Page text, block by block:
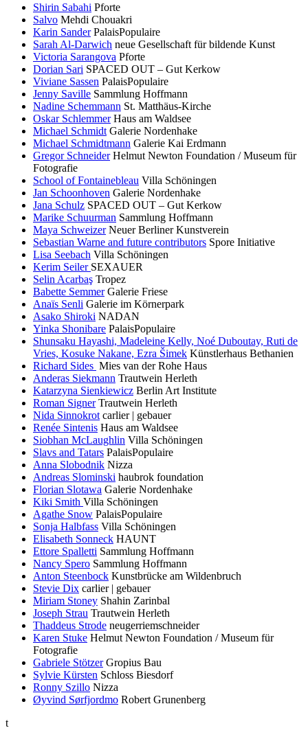
Shirin Sabahi Pforte
Salvo Mehdi Chouakri
Karin Sander PalaisPopulaire
Sarah Al-Darwich neue Gesellschaft für bildende Kunst
Victoria Sarangova Pforte
Dorian Sari SPACED OUT – Gut Kerkow
Viviane Sassen PalaisPopulaire
Jenny Saville Sammlung Hoffmann
Nadine Schemmann St. Matthäus-Kirche
Oskar Schlemmer Haus am Waldsee
Michael Schmidt Galerie Nordenhake
Michael Schmidtmann Galerie Kai Erdmann
Gregor Schneider Helmut Newton Foundation / Museum für
Fotografie
School of Fontainebleau Villa Schöningen
Jan Schoonhoven Galerie Nordenhake
Jana Schulz SPACED OUT – Gut Kerkow
Marike Schuurman Sammlung Hoffmann
Maya Schweizer Neuer Berliner Kunstverein
Sebastian Warne and future contributors Spore Initiative
Lisa Seebach Villa Schöningen
Kerim Seiler SEXAUER
Selin Acarbaş Tropez
Babette Semmer Galerie Friese
Anaïs Senli Galerie im Körnerpark
Asako Shiroki NADAN
Yinka Shonibare PalaisPopulaire
Shunsaku Hayashi, Madeleine Kelly, Noé Duboutay, Ruti de
Vries, Kosuke Nakane, Ezra Šimek Künstlerhaus Bethanien
Richard Sides Mies van der Rohe Haus
Anderas Siekmann Trautwein Herleth
Katarzyna Sienkiewicz Berlin Art Institute
Roman Signer Trautwein Herleth
Nida Sinnokrot carlier | gebauer
Renée Sintenis Haus am Waldsee
Siobhan McLaughlin Villa Schöningen
Slavs and Tatars PalaisPopulaire
Anna Slobodnik Nizza
Andreas Slominski haubrok foundation
Florian Slotawa Galerie Nordenhake
Kiki Smith Villa Schöningen
Agathe Snow PalaisPopulaire
Sonja Halbfass Villa Schöningen
Elisabeth Sonneck HAUNT
Ettore Spalletti Sammlung Hoffmann
Nancy Spero Sammlung Hoffmann
Anton Steenbock Kunstbrücke am Wildenbruch
Stevie Dix carlier | gebauer
Miriam Stoney Shahin Zarinbal
Joseph Strau Trautwein Herleth
Thaddeus Strode neugerriemschneider
Karen Stuke Helmut Newton Foundation / Museum für
Fotografie
Gabriele Stötzer Gropius Bau
Sylvie Kürsten Schloss Biesdorf
Ronny Szillo Nizza
Øyvind Sørfjordmo Robert Grunenberg
t